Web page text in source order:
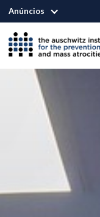
Anúncios